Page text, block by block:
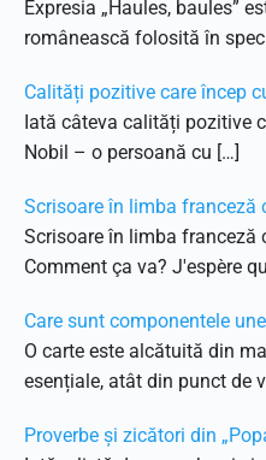
Expresia „Haules, baules”
românească folosită în
Calități pozitive care încep
Iată câteva calități pozitive
Nobil – o persoană cu […]
Scrisoare în limba franceză
Scrisoare în limba franceză
Comment ça va? J'espère
Care sunt componentele
O carte este alcătuită din
esențiale, atât din punct de
Proverbe și zicători din